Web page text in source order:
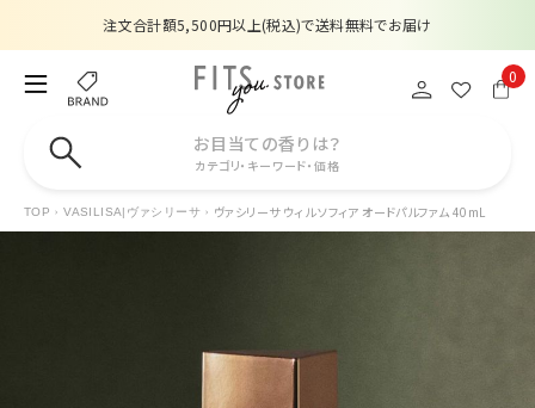
注文合計額5,500円以上(税込)で送料無料でお届け
夏季休業のお知らせ
【数量限定】購入金額6,000円(税込)以上で香水サンプルプレゼント
注文合計額5,500円以上(税込)で送料無料でお届け
0
お目当ての香りは？
カテゴリ・キーワード・価格
TOP VASILISA|ヴァシリーサ ヴァシリーサ ウィル ソフィア オードパルファム 40mL